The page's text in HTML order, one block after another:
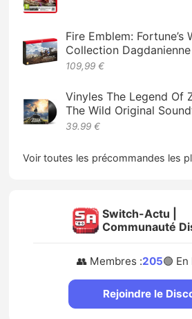
Fire Emblem: Fortune’s
Collection Dagdanienne
109,99 €
Vinyles The Legend Of
The Wild Original
39.99 €
Voir toutes les précommandes les
Switch-Actu |
Communauté
👥 Membres :205🟢
Rejoindre le